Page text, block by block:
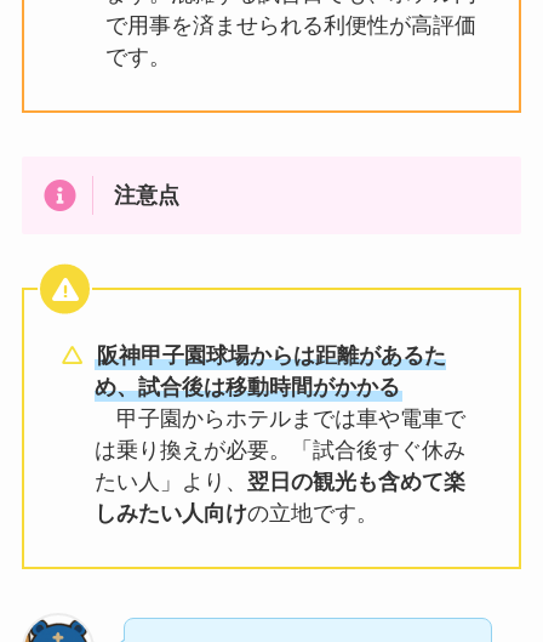
で用事を済ませられる利便性が高評価
です。
注意点
阪神甲子園球場からは距離があるた
め、試合後は移動時間がかかる
甲子園からホテルまでは車や電車で
は乗り換えが必要。「試合後すぐ休み
たい人」より、 翌日の観光も含めて楽
しみたい人向けの立地です。